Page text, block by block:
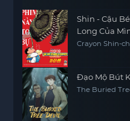
Shin - Cậu
Long Của
Crayon Shin-
Đạo Mộ Bút
The Buried